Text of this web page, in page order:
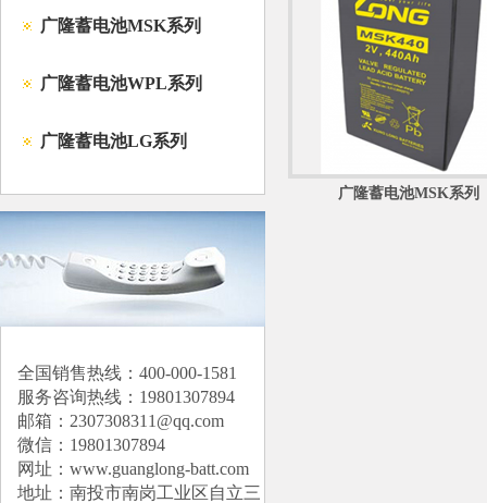
广隆蓄电池MSK系列
广隆蓄电池WPL系列
广隆蓄电池LG系列
全国销售热线：400-000-1581
服务咨询热线：19801307894
邮箱：2307308311@qq.com
微信：19801307894
网址： www.guanglong-batt.com
地址：南投市南岗工业区自立三
广隆蓄电池MSK系列